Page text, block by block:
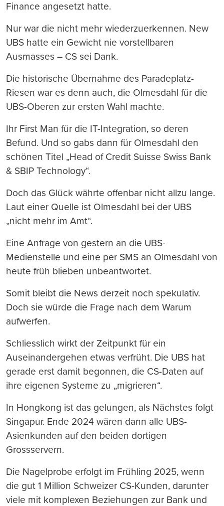
Finance angesetzt hatte.
Nur war die nicht mehr wiederzuerkennen. New
UBS hatte ein Gewicht nie vorstellbaren
Ausmasses – CS sei Dank.
Die historische Übernahme des Paradeplatz-
Riesen war es denn auch, die Olmesdahl für die
UBS-Oberen zur ersten Wahl machte.
Ihr First Man für die IT-Integration, so deren
Befund. Und so gabs dann für Olmesdahl den
schönen Titel „Head of Credit Suisse Swiss Bank
& SBIP Technology“.
Doch das Glück währte offenbar nicht allzu lange.
Laut einer Quelle ist Olmesdahl bei der UBS
„nicht mehr im Amt“.
Eine Anfrage von gestern an die UBS-
Medienstelle und eine per SMS an Olmesdahl von
heute früh blieben unbeantwortet.
Somit bleibt die News derzeit noch spekulativ.
Doch sie würde die Frage nach dem Warum
aufwerfen.
Schliesslich wirkt der Zeitpunkt für ein
Auseinandergehen etwas verfrüht. Die UBS hat
gerade erst damit begonnen, die CS-Daten auf
ihre eigenen Systeme zu „migrieren“.
In Hongkong ist das gelungen, als Nächstes folgt
Singapur. Ende 2024 wären dann alle UBS-
Asienkunden auf den beiden dortigen
Grossservern.
Die Nagelprobe erfolgt im Frühling 2025, wenn
die gut 1 Million Schweizer CS-Kunden, darunter
viele mit komplexen Beziehungen zur Bank und